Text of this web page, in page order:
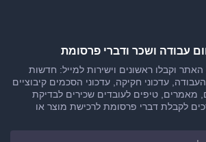
עבודה ושכר ודברי פרסומת
האתר וקבלו ראשונים וישירות למייל: חדשות
עדכוני חקיקה, עדכוני הסכמים קיבוציים
מאמרים, טיפים לעובדים שכירים לבדיקת
לקבלת דברי פרסומת לרכישת מוצר או